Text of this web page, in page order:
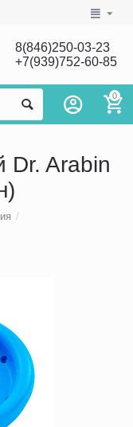
8(846)250-03-23
+7(939)752-60-85
0
Dr. Arabin
/